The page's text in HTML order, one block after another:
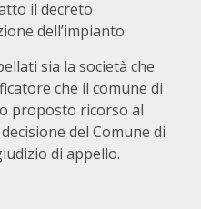
il decreto
dell’impianto.
sia la società che
che il comune di
proposto ricorso al
del Comune di
di appello.